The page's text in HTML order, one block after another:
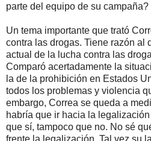
parte del equipo de su campaña?
Un tema importante que trató
contra las drogas. Tiene razón al
actual de la lucha contra las
Comparó acertadamente la
la de la prohibición en Estados
todos los problemas y violencia
embargo, Correa se queda a
habría que ir hacia la
que sí, tampoco que no. No sé
frente la legalización. Tal vez su